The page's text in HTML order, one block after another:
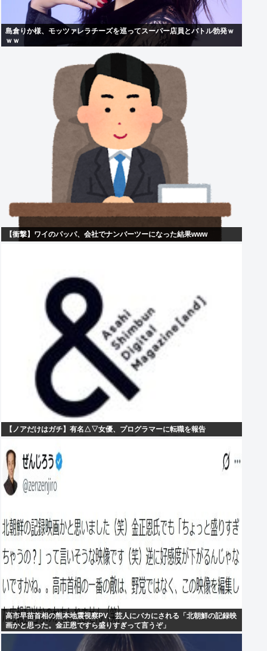
島倉りか様、モッツァレラチーズを巡ってスーパー店員とバトル勃発ｗ
ｗｗ
【衝撃】ワイのパッパ、会社でナンバーツーになった結果www
【ノアだけはガチ】有名△▽女優、プログラマーに転職を報告
高市早苗首相の熊本地震視察PV、芸人にバカにされる「北朝鮮の記録映
画かと思った。金正恩ですら盛りすぎって言うぞ」